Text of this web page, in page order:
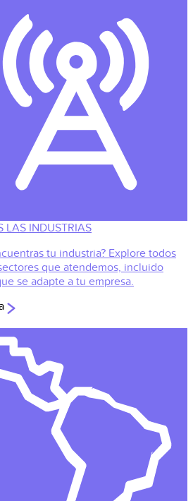
LAS INDUSTRIAS
tu industria? Explore todos
que atendemos, incluido
se adapte a tu empresa.